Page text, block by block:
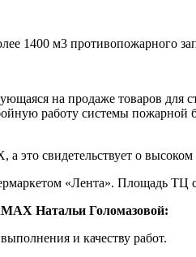
1400 м3 противопожарного
на продаже товаров для
работу системы пожарной
это свидетельствует о
«Лента». Площадь ТЦ
Натальи Голомазовой:
и качеству работ.